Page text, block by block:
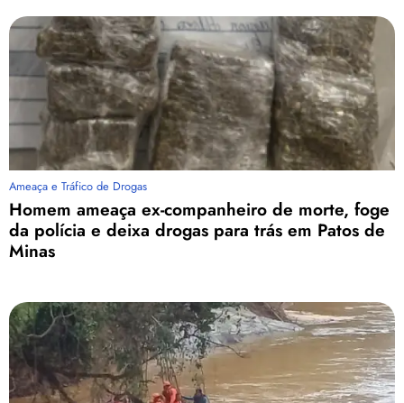
Ameaça e Tráfico de Drogas
Homem ameaça ex-companheiro de morte, foge
da polícia e deixa drogas para trás em Patos de
Minas